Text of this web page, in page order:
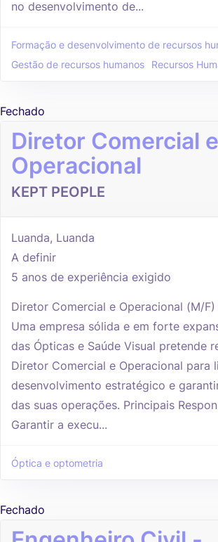
no desenvolvimento de...
Formação e desenvolvimento de recursos
Gestão de recursos humanos
Recursos
Fechado
Diretor Comercial e
Operacional
KEPT PEOPLE
Luanda, Luanda
A definir
5 anos de experiência exigido
Diretor Comercial e Operacional (M/
Uma empresa sólida e em forte
das Ópticas e Saúde Visual pretende
Diretor Comercial e Operacional para
desenvolvimento estratégico e
das suas operações. Principais
Garantir a execu...
Óptica e optometria
Fechado